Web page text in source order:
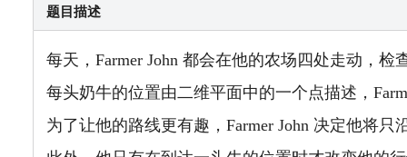
题目描述
每天，Farmer John 都会在他的农场四处走动，检
每头奶牛的位置由二维平面中的一个点描述，
为了让他的路线更有趣，Farmer John 决定他将